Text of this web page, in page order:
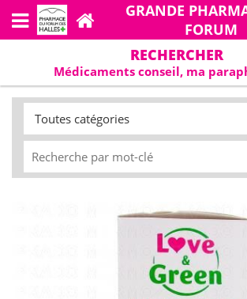
GRANDE
FORUM
RECHERCHER
Médicaments conseil, ma